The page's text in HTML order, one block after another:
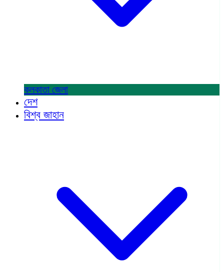
কলকাতা জেলা
দেশ
বিশ্ব জাহান